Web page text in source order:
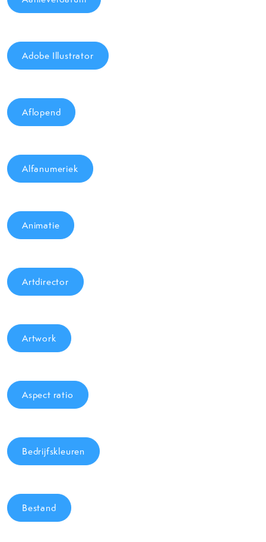
Adobe Illustrator
Aflopend
Alfanumeriek
Animatie
Artdirector
Artwork
Aspect ratio
Bedrijfskleuren
Bestand